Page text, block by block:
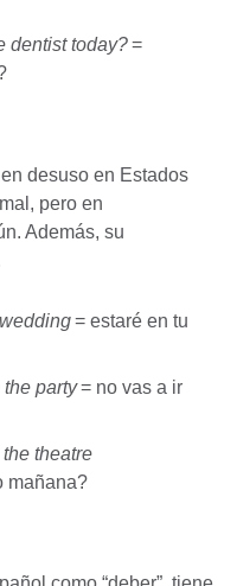
dentist today?=
desuso en Estados
pero en
Además, su
= estaré en tu
the party= no vas a ir
theatre
mañana?